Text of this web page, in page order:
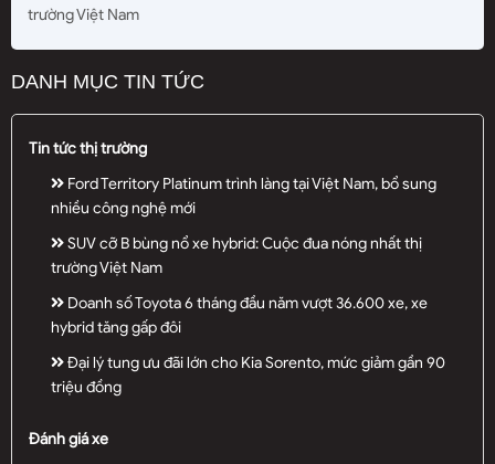
trường Việt Nam
DANH MỤC TIN TỨC
Tin tức thị trường
Ford Territory Platinum trình làng tại Việt Nam, bổ sung
nhiều công nghệ mới
SUV cỡ B bùng nổ xe hybrid: Cuộc đua nóng nhất thị
trường Việt Nam
Doanh số Toyota 6 tháng đầu năm vượt 36.600 xe, xe
hybrid tăng gấp đôi
Đại lý tung ưu đãi lớn cho Kia Sorento, mức giảm gần 90
triệu đồng
Đánh giá xe